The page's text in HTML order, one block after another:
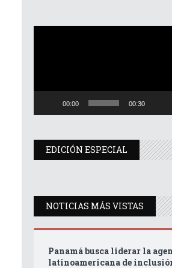
00:00 00:30
EDICIÓN ESPECIAL
NOTICIAS MÁS VISTAS
Panamá busca liderar la
latinoamericana de